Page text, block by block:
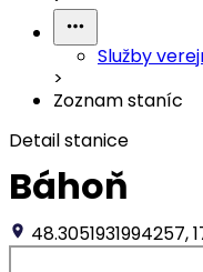
Služby
>
Zoznam staníc
Detail stanice
Báhoň
48.3051931994257,